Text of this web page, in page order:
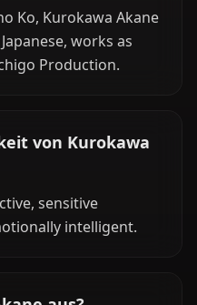
Ko, Kurokawa Akane
works as
Production.
von Kurokawa
sensitive
intelligent.